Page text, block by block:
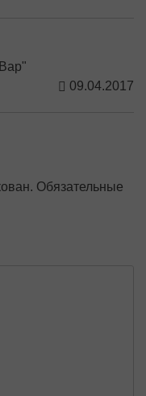
09.04.2017
Обязательные